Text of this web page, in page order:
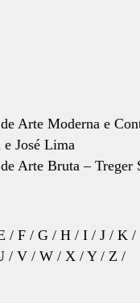
Arte Moderna e
José Lima
Arte Bruta – Treger
/ F / G / H / I / J / K /
/ V / W / X / Y/ Z /